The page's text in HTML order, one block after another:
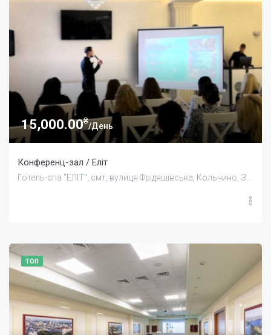
15,000.00₴
/День
Конференц-зал / Еліт
ТОП